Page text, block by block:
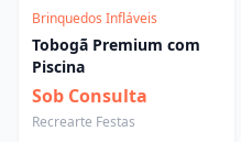
Brinquedos Infláveis
Tobogã Premium com
Piscina
Sob Consulta
Recrearte Festas